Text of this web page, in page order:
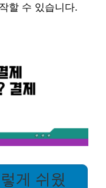
할 수 있습니다.
게 쉬웠